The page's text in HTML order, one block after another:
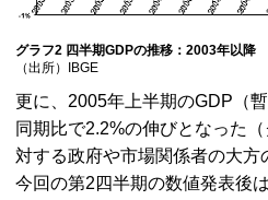
グラフ2 四半期GDPの推移：2003年以降
（出所）IBGE
更に、2005年上半期のGDP（
同期比で2.2%の伸びとなった
対する政府や市場関係者の大方
今回の第2四半期の数値発表後